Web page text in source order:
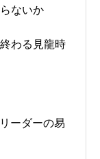
ないか
わる見龍時
ーダーの易